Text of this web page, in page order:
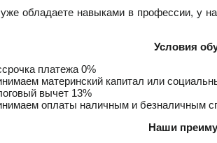
обладаете навыками в профессии, у
Условия
платежа 0%
материнский капитал или
вычет 13%
оплаты наличным и безналичным
Наши